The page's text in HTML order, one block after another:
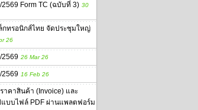
Form TC (ฉบับที่ 3) 30
ทรอนิกส์ไทย จัดประชุมใหญ่
26
2569 26 Mar 26
2569 16 Feb 26
คาสินค้า (Invoice) และ
แบบไฟล์ PDF ผ่านแพลตฟอร์ม